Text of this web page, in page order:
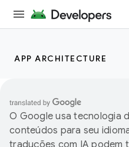
APP ARCHITECTURE
O Google usa tecnologia
conteúdos para seu
traduções com IA podem